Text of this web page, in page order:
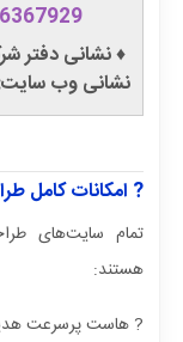
♦️ نشانی دفتر
نشانی وب
? امکانات کامل
تمام سایت‌های
هستند:
? هاست پرسرعت